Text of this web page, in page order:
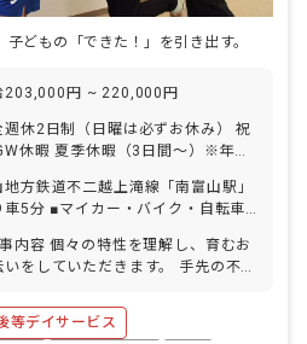
子どもの「できた！」を引き出す。
203,000円 ~ 220,000円
週休2日制（日曜は必ずお休み） 祝
休暇 夏季休暇（3日間～）※年度
により変更 有給休暇（半休取得可能
得率100％／5日以上の連休相談
） 慶弔休暇 産前産後・育児休暇（取
％・復帰率100％） ※年間休日
地方鉄道不二越上滝線「南富山駅」
カー・バイク・自転車
内容 個々の特性を理解し、育むお
いをしていただきます。 手先の不器
機会を与えたり、コミュニケーショ
取りづらいこどもに自己コントロー
等デイサービス